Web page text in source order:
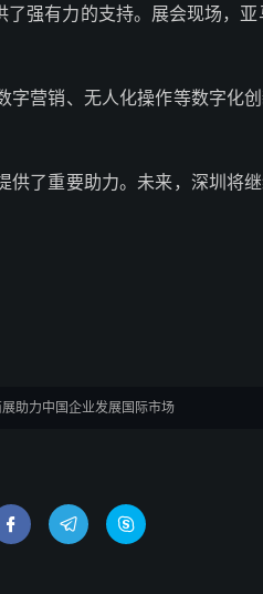
强有力的支持。展会现场，
营销、无人化操作等数字化
了重要助力。未来，深圳将
助力中国企业发展国际市场
  